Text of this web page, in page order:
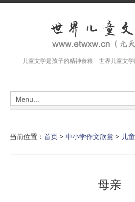
儿童文学是孩子的精神食粮 世界儿童文
当前位置： 首页 > 中小学作文欣赏 > 儿
母亲